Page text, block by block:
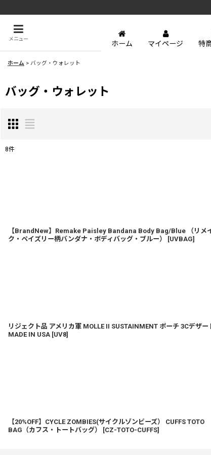
メニュー
ホーム マイページ 特
ホーム > バッグ・ウォレット
バッグ・ウォレット
8件
【BrandNew】Remake Paisley Bandana Body Bag/Blue （リメ
ク・ペイズリー柄バンダナ・ボディバッグ・ブルー）
[UVBAG]
リジェクト品 アメリカ軍 MOLLE II SUSTAINMENT ポーチ 3Cデザー
MADE IN USA [UV8]
【20%OFF】CYCLE ZOMBIES(サイクルゾンビーズ） CUFFS TOTO
BAG（カフス・トートバッグ）
[CZ-TOTO-CUFFS]